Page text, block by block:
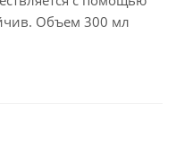
Объем 300 мл